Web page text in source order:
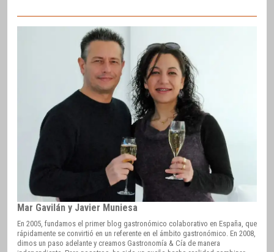
Mar Gavilán y Javier Muniesa
En 2005, fundamos el primer blog gastronómico colaborativo en España, que
rápidamente se convirtió en un referente en el ámbito gastronómico. En 2008,
dimos un paso adelante y creamos Gastronomía & Cía de manera